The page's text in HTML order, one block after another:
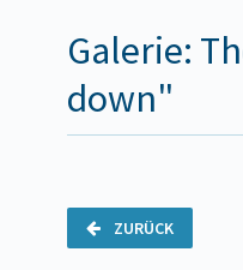
Galerie:
down"
ZURÜCK